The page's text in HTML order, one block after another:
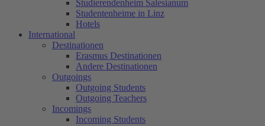
Studierendenheim Salesianum
Studentenheime in Linz
Hotels
International
Destinationen
Erasmus Destinationen
Andere Destinationen
Outgoings
Outgoing Students
Outgoing Teachers
Incomings
Incoming Students